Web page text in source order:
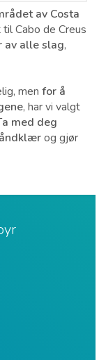
av Costa
Cabo de Creus
av alle slag,
men for å
, har vi valgt
a med deg
og gjør